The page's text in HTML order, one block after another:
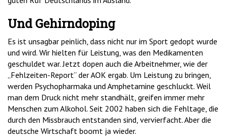
Und Gehirndoping
Es ist unsagbar peinlich, dass nicht nur im Sport gedopt wurde
und wird. Wir hielten für Leistung, was den Medikamenten
geschuldet war. Jetzt dopen auch die Arbeitnehmer, wie der
„Fehlzeiten-Report“ der AOK ergab. Um Leistung zu bringen,
werden Psychopharmaka und Amphetamine geschluckt. Weil
man dem Druck nicht mehr standhält, greifen immer mehr
Menschen zum Alkohol. Seit 2002 haben sich die Fehltage, die
durch den Missbrauch entstanden sind, vervierfacht. Aber die
deutsche Wirtschaft boomt ja wieder.